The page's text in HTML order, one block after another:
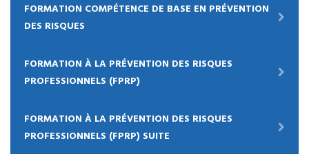
FORMATION COMPÉTENCE DE BASE EN PRÉVENTION
DES RISQUES
FORMATION À LA PRÉVENTION DES RISQUES
PROFESSIONNELS (FPRP)
FORMATION À LA PRÉVENTION DES RISQUES
PROFESSIONNELS (FPRP) SUITE